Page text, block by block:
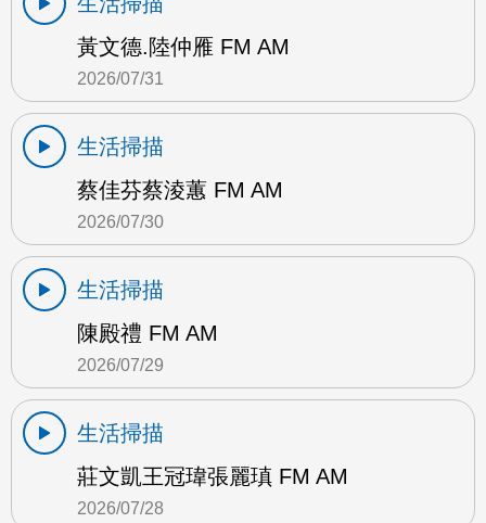
黃文德.陸仲雁 FM AM
2026/07/31
生活掃描
蔡佳芬蔡淩蕙 FM AM
2026/07/30
生活掃描
陳殿禮 FM AM
2026/07/29
生活掃描
莊文凱王冠瑋張麗瑱 FM AM
2026/07/28